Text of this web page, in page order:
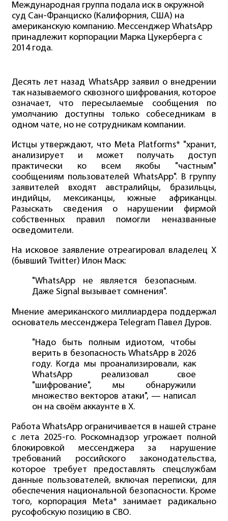
Международная группа подала иск в окружной
суд Сан-Франциско (Калифорния, США) на
американскую компанию. Мессенджер WhatsApp
принадлежит корпорации Марка Цукерберга с
2014 года.
Десять лет назад WhatsApp заявил о внедрении
так называемого сквозного шифрования, которое
означает, что пересылаемые сообщения по
умолчанию доступны только собеседникам в
одном чате, но не сотрудникам компании.
Истцы утверждают, что Meta Platforms* "хранит,
анализирует и может получать доступ
практически ко всем якобы "частным"
сообщениям пользователей WhatsApp". В группу
заявителей входят австралийцы, бразильцы,
индийцы, мексиканцы, южные африканцы.
Разыскать сведения о нарушении фирмой
собственных правил помогли неназванные
осведомители.
На исковое заявление отреагировал владелец Х
(бывший Twitter) Илон Маск:
"WhatsApp не является безопасным.
Даже Signal вызывает сомнения".
Мнение американского миллиардера поддержал
основатель мессенджера Telegram Павел Дуров.
"Надо быть полным идиотом, чтобы
верить в безопасность WhatsApp в 2026
году. Когда мы проанализировали, как
WhatsApp реализовал свое
"шифрование", мы обнаружили
множество векторов атаки", — написал
он на своём аккаунте в X.
Работа WhatsApp ограничивается в нашей стране
с лета 2025-го. Роскомнадзор угрожает полной
блокировкой мессенджера за нарушение
требований российского законодательства,
которое требует предоставлять спецслужбам
данные пользователей, включая переписки, для
обеспечения национальной безопасности. Кроме
того, корпорация Meta* занимает радикально
русофобскую позицию в СВО.